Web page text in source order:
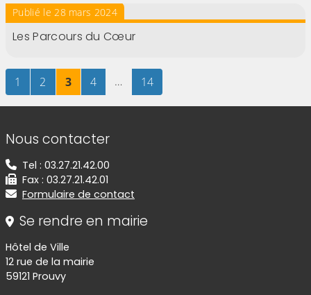
Publié le 28 mars 2024
Les Parcours du Cœur
Page
1 sur 14Page
2 sur 14Page
3sur 14Page
4sur 14
… Page
14sur 14
Informations de contact
Nous contacter
Tel : 03.27.21.42.00
Fax : 03.27.21.42.01
Formulaire de contact
Se rendre en mairie
Hôtel de Ville
12 rue de la mairie
59121 Prouvy